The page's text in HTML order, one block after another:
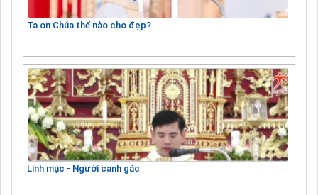
Tạ ơn Chúa thế nào cho đẹp?
Linh mục - Người canh gác